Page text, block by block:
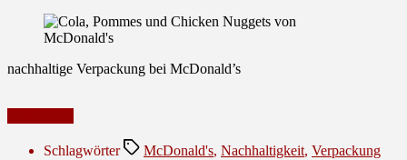
nachhaltige Verpackung bei McDonald’s
Schlagwörter McDonald's, Nachhaltigkeit, Verpackung